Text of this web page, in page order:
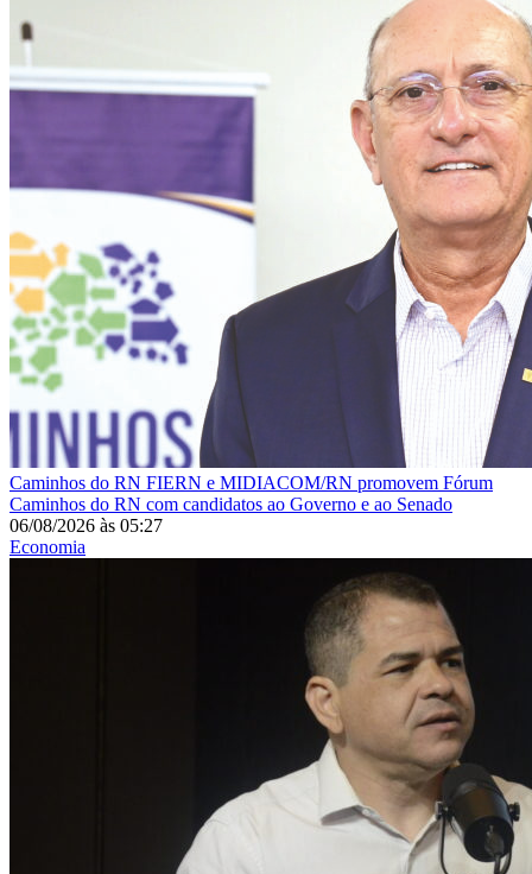
Caminhos do RN FIERN e MIDIACOM/RN promovem Fórum
Caminhos do RN com candidatos ao Governo e ao Senado
06/08/2026 às 05:27
Economia